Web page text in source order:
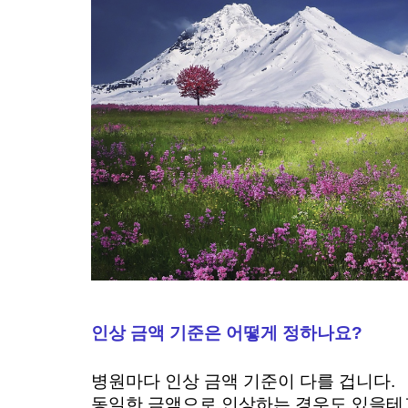
인상 금액 기준은 어떻게 정하나요?
병원마다 인상 금액 기준이 다를 겁니다.
동일한 금액으로 인상하는 경우도 있을